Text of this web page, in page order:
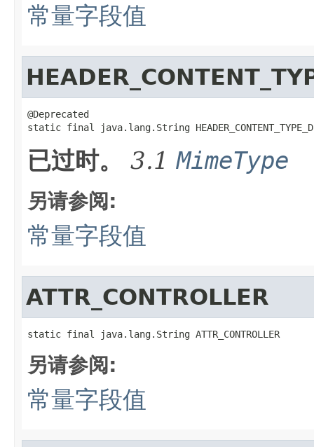
常量字段值
@Deprecated
static final java.lang.String
已过时。 3.1MimeType
另请参阅:
常量字段值
ATTR_CONTROLLER
static final java.lang.String ATTR_CONTROLLER
另请参阅:
常量字段值